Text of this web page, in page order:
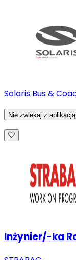
Solaris Bus &
Nie zwlekaj z
Inżynier/-ka